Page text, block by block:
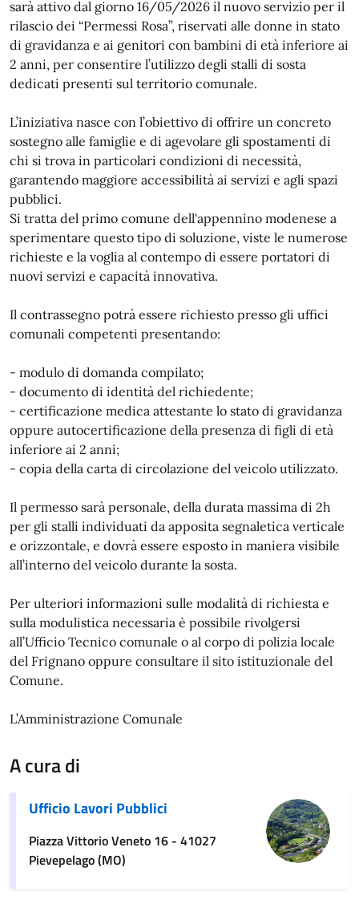
sarà attivo dal giorno 16/05/2026 il nuovo servizio per il
rilascio dei “Permessi Rosa”, riservati alle donne in stato
di gravidanza e ai genitori con bambini di età inferiore ai
2 anni, per consentire l’utilizzo degli stalli di sosta
dedicati presenti sul territorio comunale.
L’iniziativa nasce con l’obiettivo di offrire un concreto
sostegno alle famiglie e di agevolare gli spostamenti di
chi si trova in particolari condizioni di necessità,
garantendo maggiore accessibilità ai servizi e agli spazi
pubblici.
Si tratta del primo comune dell'appennino modenese a
sperimentare questo tipo di soluzione, viste le numerose
richieste e la voglia al contempo di essere portatori di
nuovi servizi e capacità innovativa.
Il contrassegno potrà essere richiesto presso gli uffici
comunali competenti presentando:
- modulo di domanda compilato;
- documento di identità del richiedente;
- certificazione medica attestante lo stato di gravidanza
oppure autocertificazione della presenza di figli di età
inferiore ai 2 anni;
- copia della carta di circolazione del veicolo utilizzato.
Il permesso sarà personale, della durata massima di 2h
per gli stalli individuati da apposita segnaletica verticale
e orizzontale, e dovrà essere esposto in maniera visibile
all’interno del veicolo durante la sosta.
Per ulteriori informazioni sulle modalità di richiesta e
sulla modulistica necessaria è possibile rivolgersi
all’Ufficio Tecnico comunale o al corpo di polizia locale
del Frignano oppure consultare il sito istituzionale del
Comune.
L’Amministrazione Comunale
A cura di
Ufficio Lavori Pubblici
Piazza Vittorio Veneto 16 - 41027
Pievepelago (MO)